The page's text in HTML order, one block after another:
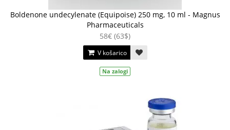
Boldenone undecylenate (Equipoise) 250 mg, 10 ml - Magnus
Pharmaceuticals
58€ (63$)
V košarico
Na zalogi